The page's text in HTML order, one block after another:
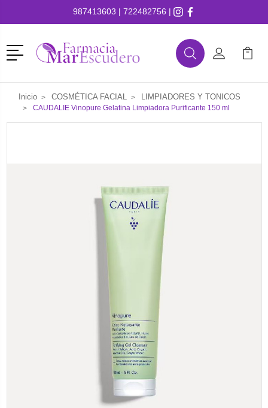
987413603 | 722482756 |
Menú
BuscarMi Cuenta
Mi
Inicio COSMÉTICA FACIAL LIMPIADORES Y TONICOS
CAUDALIE Vinopure Gelatina Limpiadora Purificante 150 ml